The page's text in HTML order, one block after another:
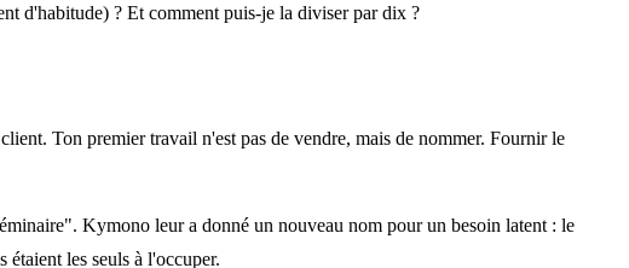
d'habitude) ? Et comment puis-je la diviser par dix ?
Ton premier travail n'est pas de vendre, mais de nommer. Fournir le
Kymono leur a donné un nouveau nom pour un besoin latent : le
les seuls à l'occuper.